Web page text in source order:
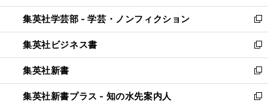
開
く
ウ
で
開
く
ン
ド
ウ
で
開
く
ウ
ィ
ン
ド
ウ
で
開
く
集英社学芸部 - 学芸・ノンフィクション
新
し
い
ウ
ィ
ン
ド
集英社ビジネス書
新
し
い
ウ
ィ
集英社新書
新
し
い
集英社新書プラス - 知の水先案内人
新